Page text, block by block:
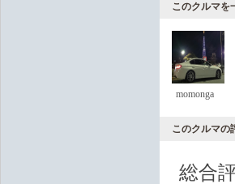
このクルマを
momonga
このクルマの
総合